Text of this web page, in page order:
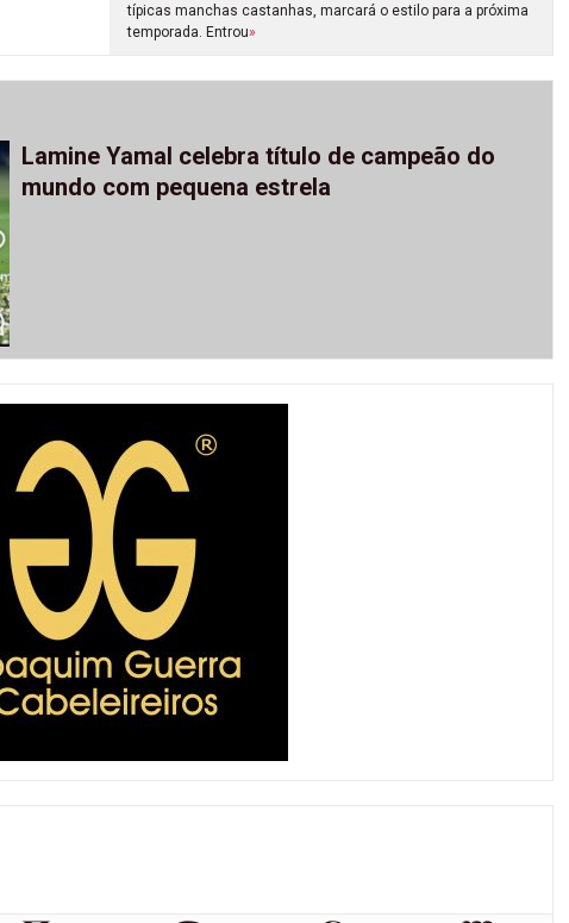
típicas manchas castanhas, marcará o estilo para a próxima
temporada. Entrou»
Lamine Yamal celebra título de campeão do
mundo com pequena estrela